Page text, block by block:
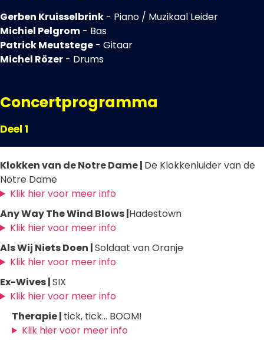
Gerben Kruisselbrink - Piano / Muzikaal Leider
Michiel Pelgrom - Bas
Patrick Meutstege - Gitaar
Michel Rözer - Drums
Concertprogramma
Deel 1
Klokken van de Notre Dame | De Klokkenluider van de
Notre Dame
Klik hier voor meer info
Any Way The Wind Blows |Hadestown
Klik hier voor meer info
Als Wij Niets Doen |Soldaat van Oranje
Klik hier voor meer info
Ex-Wives |SIX
Klik hier voor meer info
Therapie | tick, tick... BOOM!
Klik hier voor meer info